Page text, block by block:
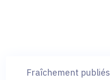
Fraîchement publiés